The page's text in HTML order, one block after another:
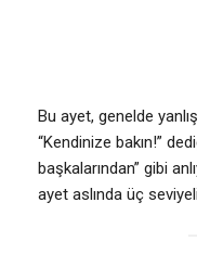
Bu ayet, genelde
“Kendinize bakın!”
başkalarından” gibi
ayet aslında üç